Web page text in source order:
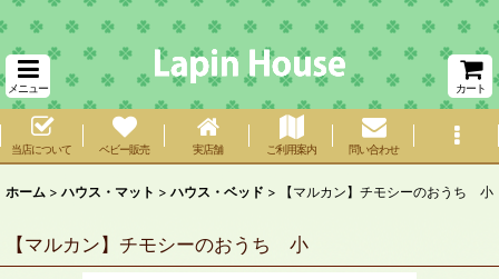
メニュー カート
当店について ベビー販売 実店舗 ご利用案内 問い合わせ
ホーム > ハウス・マット > ハウス・ベッド > 【マルカン】チモシーのおうち 小
【マルカン】チモシーのおうち 小